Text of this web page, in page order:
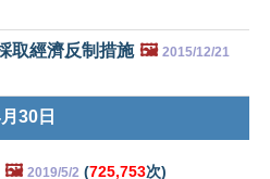
取經濟反制措施 🖼️ 2015/12/21
30日
🖼️ 2019/5/2 (725,753次)